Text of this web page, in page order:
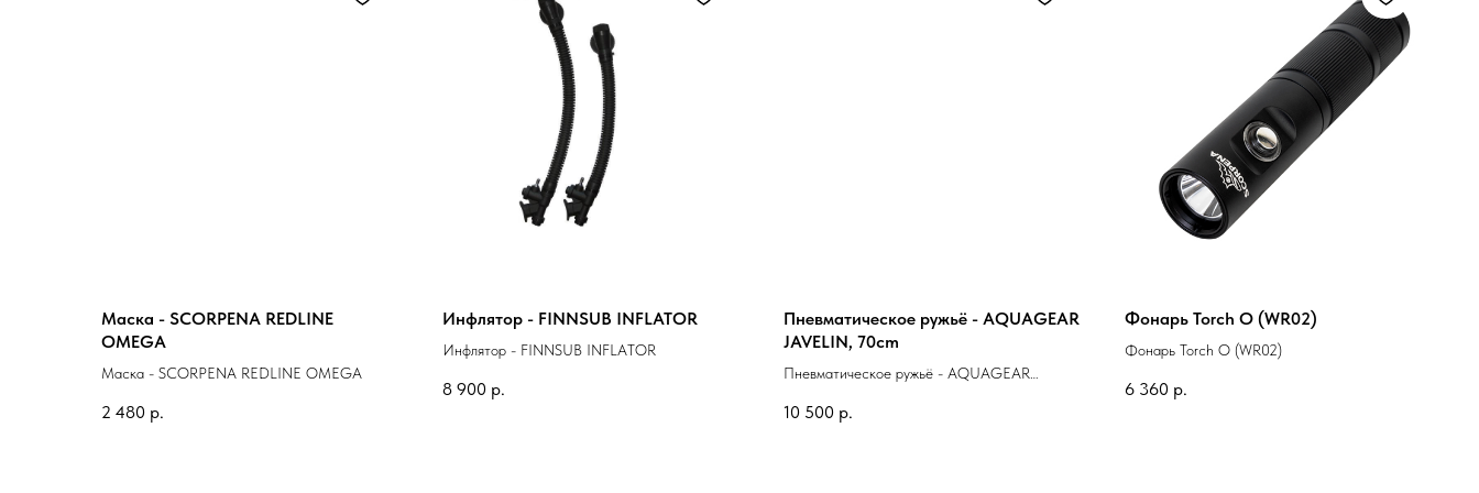
Маска - SCORPENA REDLINE
OMEGA
Маска - SCORPENA REDLINE OMEGA
2 480 р.
Инфлятор - FINNSUB INFLATOR
Инфлятор - FINNSUB INFLATOR
8 900 р.
Пневматическое ружьё - AQUAGEAR
JAVELIN, 70cm
Пневматическое ружьё - AQUAGEAR
10 500 р.
Фонарь Torch O (WR02)
Фонарь Torch O (WR02)
6 360 р.